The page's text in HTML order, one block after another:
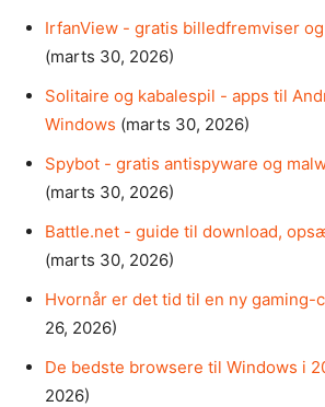
IrfanView - gratis billedfremviser
(marts 30, 2026)
Solitaire og kabalespil - apps til
Windows (marts 30, 2026)
Spybot - gratis antispyware og
(marts 30, 2026)
Battle.net - guide til download,
(marts 30, 2026)
Hvornår er det tid til en ny gaming-
26, 2026)
De bedste browsere til Windows i
2026)